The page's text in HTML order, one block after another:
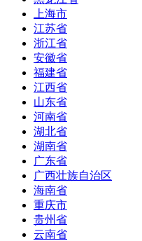
上海市
江苏省
浙江省
安徽省
福建省
江西省
山东省
河南省
湖北省
湖南省
广东省
广西壮族自治区
海南省
重庆市
贵州省
云南省